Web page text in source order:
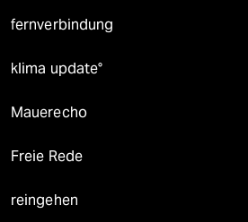
fernverbindung
klima update°
Mauerecho
Freie Rede
reingehen